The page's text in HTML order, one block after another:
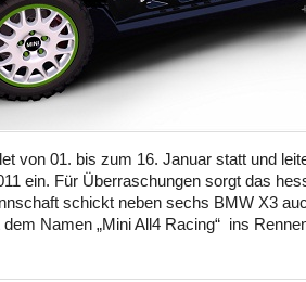
von 01. bis zum 16. Januar statt und
ein. Für Überraschungen sorgt das
schickt neben sechs BMW X3
Namen „Mini All4 Racing“ ins